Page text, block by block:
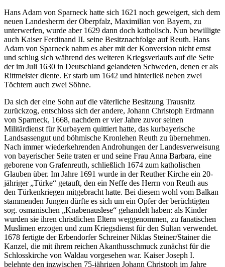
Hans Adam von Sparneck hatte sich 1621 noch geweigert, sich dem
neuen Landesherrn der Oberpfalz, Maximilian von Bayern, zu
unterwerfen, wurde aber 1629 dann doch katholisch. Nun bewilligte
auch Kaiser Ferdinand II. seine Besitznachfolge auf Reuth. Hans
Adam von Sparneck nahm es aber mit der Konversion nicht ernst
und schlug sich während des weiteren Kriegsverlaufs auf die Seite
der im Juli 1630 in Deutschland gelandeten Schweden, denen er als
Rittmeister diente. Er starb um 1642 und hinterließ neben zwei
Töchtern auch zwei Söhne.
Da sich der eine Sohn auf die väterliche Besitzung Trausnitz
zurückzog, entschloss sich der andere, Johann Christoph Erdmann
von Sparneck, 1668, nachdem er vier Jahre zuvor seinen
Militärdienst für Kurbayern quittiert hatte, das kurbayerische
Landsassengut und böhmische Kronlehen Reuth zu übernehmen.
Nach immer wiederkehrenden Androhungen der Landesverweisung
von bayerischer Seite traten er und seine Frau Anna Barbara, eine
geborene von Grafenreuth, schließlich 1674 zum katholischen
Glauben über. Im Jahre 1691 wurde in der Reuther Kirche ein 20-
jähriger „Türke“ getauft, den ein Neffe des Herrn von Reuth aus
den Türkenkriegen mitgebracht hatte. Bei diesem wohl vom Balkan
stammenden Jungen dürfte es sich um ein Opfer der berüchtigten
sog. osmanischen „Knabenauslese“ gehandelt haben: als Kinder
wurden sie ihren christlichen Eltern weggenommen, zu fanatischen
Muslimen erzogen und zum Kriegsdienst für den Sultan verwendet.
1678 fertigte der Erbendorfer Schreiner Niklas Steiner/Stainer die
Kanzel, die mit ihrem reichen Akanthusschmuck zunächst für die
Schlosskirche von Waldau vorgesehen war. Kaiser Joseph I.
belehnte den inzwischen 75-jährigen Johann Christoph im Jahre